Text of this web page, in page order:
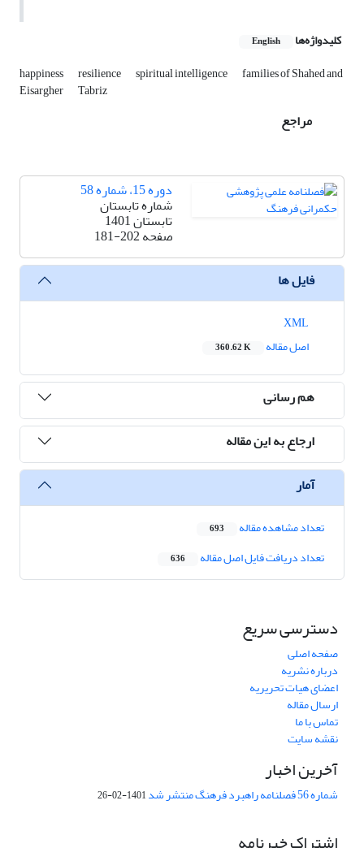
کلیدواژه‌ها English
happiness resilience spiritual intelligence families of Shahed and
Eisargher Tabriz
مراجع
دوره 15، شماره 58
شماره تابستان
تابستان 1401
صفحه181-202
فایل ها
اصل مقاله
360.62 K
هم رسانی
ارجاع به این مقاله
آمار
تعداد مشاهده مقاله 693
تعداد دریافت فایل اصل مقاله 636
دسترسی سریع
صفحه اصلی
درباره نشریه
اعضای هیات تحریریه
ارسال مقاله
تماس با ما
نقشه سایت
آخرین اخبار
شماره 56 فصلنامه راهبرد فرهنگ منتشر شد 1401-02-26